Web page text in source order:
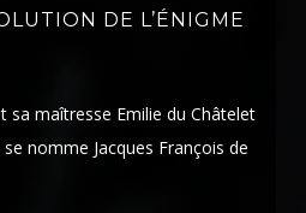
DE L’ÉNIGME
sa maîtresse Emilie du Châtelet
nomme Jacques François de